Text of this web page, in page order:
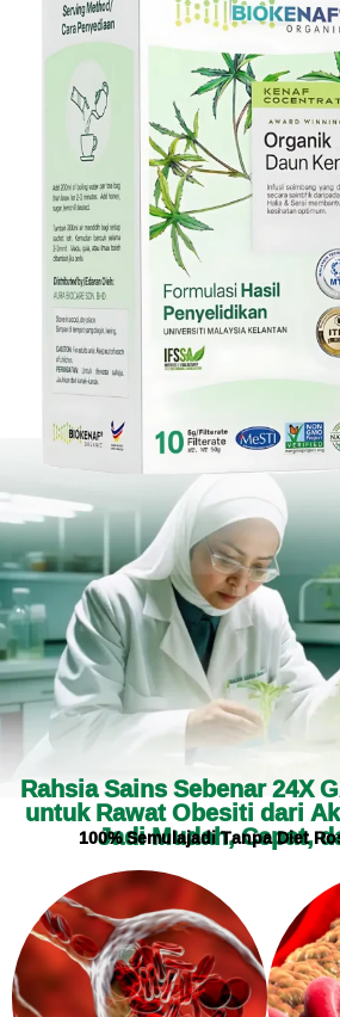
Rahsia Sains Sebenar 24X
untuk Rawat Obesiti dari
Jadi Mudah, Cepat,
100% Semulajadi Tanpa Diet